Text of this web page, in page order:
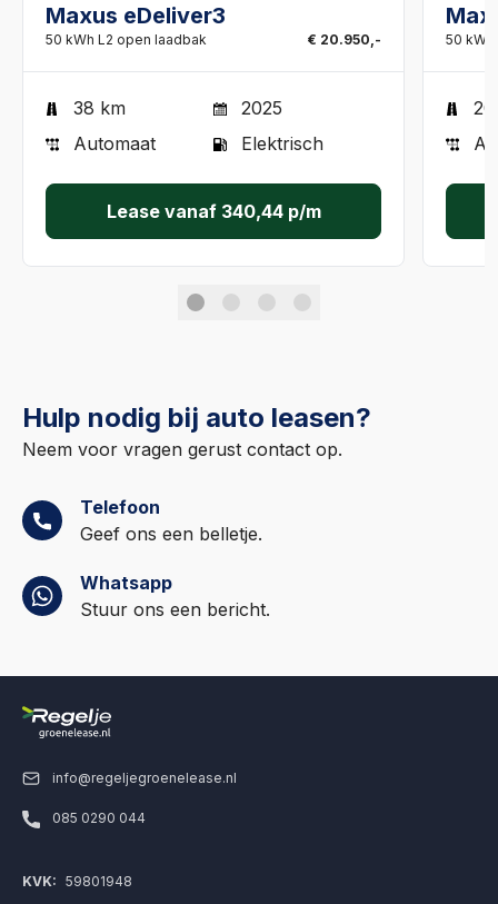
Maxus eDeliver3
50 kWh L2 open laadbak € 20.950,-
38 km
2025
Automaat
Elektrisch
Lease vanaf 340,44p/m
50
Hulp nodig bij auto leasen?
Neem voor vragen gerust contact op.
Telefoon
Geef ons een belletje.
Whatsapp
Stuur ons een bericht.
info@regeljegroenelease.nl
085 0290 044
KVK: 59801948